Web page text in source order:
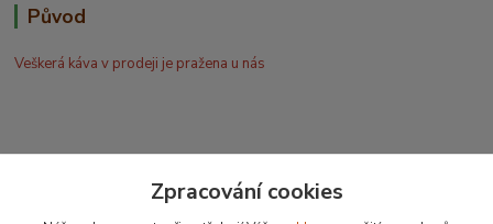
Původ
Veškerá káva v prodeji je pražena u nás
Zpracování cookies